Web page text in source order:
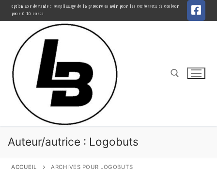
Alleroption sur demande : remplissage de la gravure en noir pour les cochonnets de couleur
pour 0,10 euros
Rechercher :
Auteur/autrice : Logobuts
ACCUEIL ARCHIVES POUR LOGOBUTS